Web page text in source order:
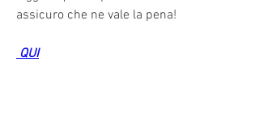
assicuro che ne vale la pena!
QUI